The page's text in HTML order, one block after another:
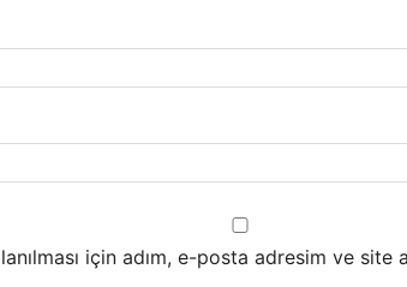
için adım, e-posta adresim ve site